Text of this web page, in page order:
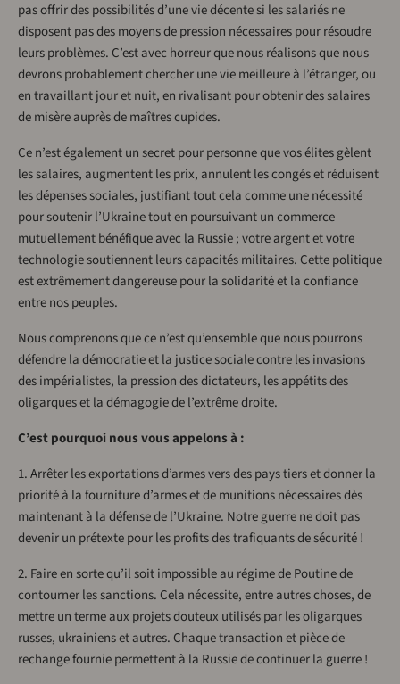
pas offrir des possibilités d’une vie décente si les salariés ne
disposent pas des moyens de pression nécessaires pour résoudre
leurs problèmes. C’est avec horreur que nous réalisons que nous
devrons probablement chercher une vie meilleure à l’étranger, ou
en travaillant jour et nuit, en rivalisant pour obtenir des salaires
de misère auprès de maîtres cupides.
Ce n’est également un secret pour personne que vos élites gèlent
les salaires, augmentent les prix, annulent les congés et réduisent
les dépenses sociales, justifiant tout cela comme une nécessité
pour soutenir l’Ukraine tout en poursuivant un commerce
mutuellement bénéfique avec la Russie ; votre argent et votre
technologie soutiennent leurs capacités militaires. Cette politique
est extrêmement dangereuse pour la solidarité et la confiance
entre nos peuples.
Nous comprenons que ce n’est qu’ensemble que nous pourrons
défendre la démocratie et la justice sociale contre les invasions
des impérialistes, la pression des dictateurs, les appétits des
oligarques et la démagogie de l’extrême droite.
C’est pourquoi nous vous appelons à :
1. Arrêter les exportations d’armes vers des pays tiers et donner la
priorité à la fourniture d’armes et de munitions nécessaires dès
maintenant à la défense de l’Ukraine. Notre guerre ne doit pas
devenir un prétexte pour les profits des trafiquants de sécurité !
2. Faire en sorte qu’il soit impossible au régime de Poutine de
contourner les sanctions. Cela nécessite, entre autres choses, de
mettre un terme aux projets douteux utilisés par les oligarques
russes, ukrainiens et autres. Chaque transaction et pièce de
rechange fournie permettent à la Russie de continuer la guerre !